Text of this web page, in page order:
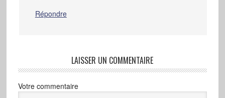
Répondre
LAISSER UN COMMENTAIRE
Votre commentaire